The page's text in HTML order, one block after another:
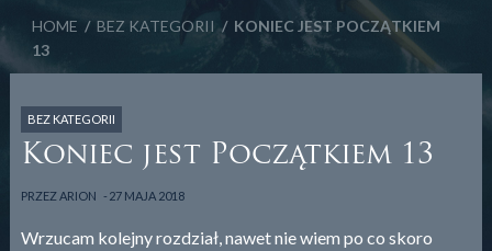
HOME / BEZ KATEGORII / KONIEC JEST POCZĄTKIEM
13
BEZ KATEGORII
Koniec jest Początkiem 13
PRZEZARION 27 MAJA 2018
Wrzucam kolejny rozdział, nawet nie wiem po co skoro